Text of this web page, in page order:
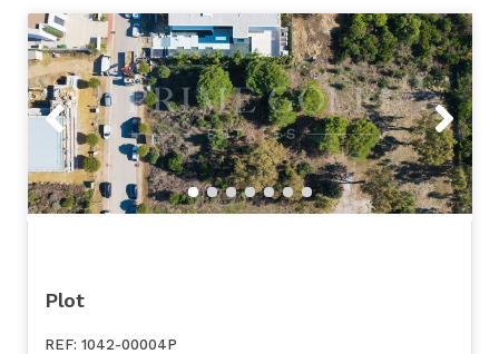
Previous Next
Plot
REF: 1042-00004P